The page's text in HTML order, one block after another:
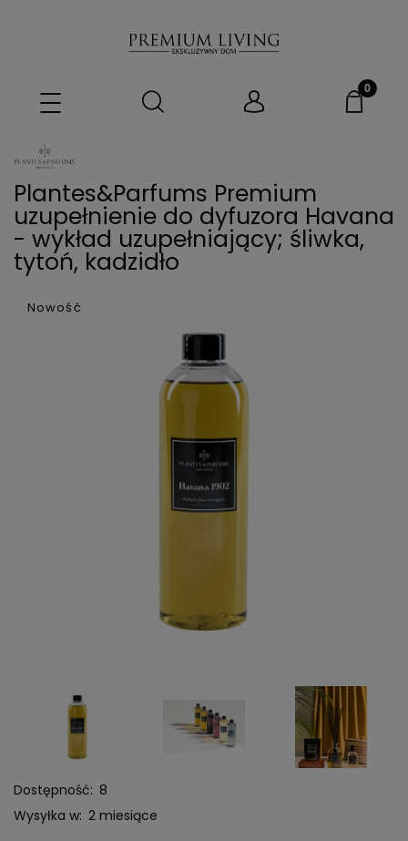
Plantes&Parfums Premium
uzupełnienie do dyfuzora Havana
- wykład uzupełniający; śliwka,
tytoń, kadzidło
Nowość
Dostępność: 8
Wysyłka w: 2 miesiące